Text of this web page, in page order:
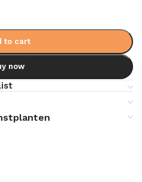
to cart
now